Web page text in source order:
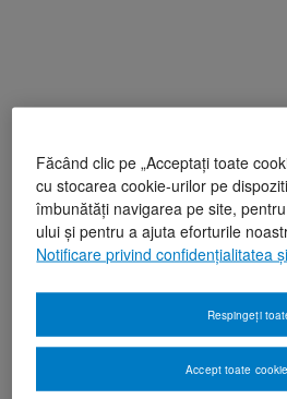
Făcând clic pe „Acceptați toate
cu stocarea cookie-urilor pe
îmbunătăți navigarea pe site,
ului și pentru a ajuta eforturile
Notificare privind confidențialitatea
Respingeți
Accept toate